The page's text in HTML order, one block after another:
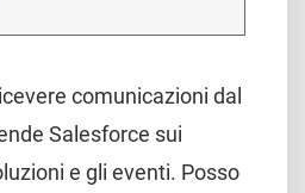
comunicazioni dal
Salesforce sui
e gli eventi. Posso